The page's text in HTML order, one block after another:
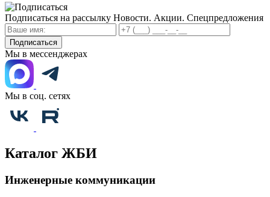
Подписаться на рассылку Новости. Акции. Спецпредложения
Подписаться
Мы в мессенджерах
Мы в соц. сетях
Каталог ЖБИ
Инженерные коммуникации